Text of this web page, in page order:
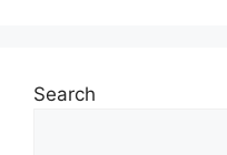
Search